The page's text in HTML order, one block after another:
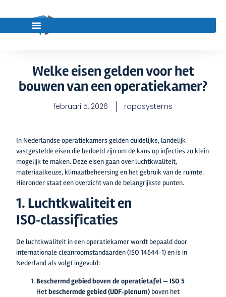
Welke eisen gelden voor het
bouwen van een operatiekamer?
februari 5, 2026 ropasystems
In Nederlandse operatiekamers gelden duidelijke, landelijk
vastgestelde eisen die bedoeld zijn om de kans op infecties zo klein
mogelijk te maken. Deze eisen gaan over luchtkwaliteit,
materiaalkeuze, klimaatbeheersing en het gebruik van de ruimte.
Hieronder staat een overzicht van de belangrijkste punten.
1. Luchtkwaliteit en
ISO‑classificaties
De luchtkwaliteit in een operatiekamer wordt bepaald door
internationale cleanroomstandaarden (ISO 14644‑1) en is in
Nederland als volgt ingevuld:
Beschermd gebied boven de operatietafel — ISO 5
Hetbeschermde gebied (UDF‑plenum) boven het